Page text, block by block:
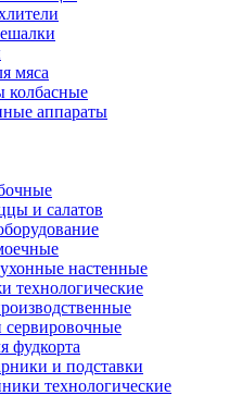
мяса
аппараты
и салатов
настенные
технологические
сервировочные
фудкорта
и подставки
технологические